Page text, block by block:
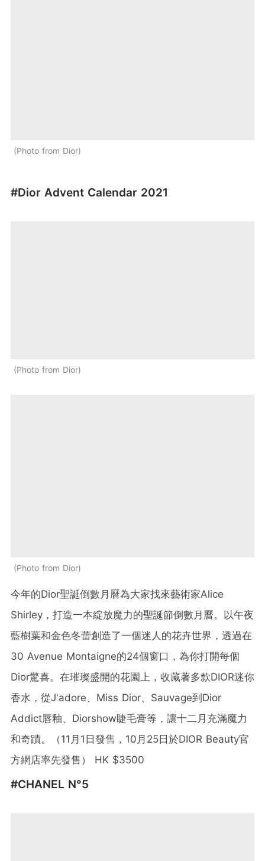
Photo from Dior
#Dior Advent Calendar 2021
Photo from Dior
Photo from Dior
今年的Dior聖誕倒數月曆為大家找來藝術家Alice
Shirley，打造一本綻放魔力的聖誕節倒數月曆。以午夜
藍樹葉和金色冬蕾創造了一個迷人的花卉世界，透過在
30 Avenue Montaigne的24個窗口，為你打開每個
Dior驚喜。在璀璨盛開的花園上，收藏著多款DIOR迷你
香水，從J'adore、Miss Dior、Sauvage到Dior
Addict唇釉、Diorshow睫毛膏等，讓十二月充滿魔力
和奇蹟。（11月1日發售，10月25日於DIOR Beauty官
方網店率先發售） HK $3500
#CHANEL N°5